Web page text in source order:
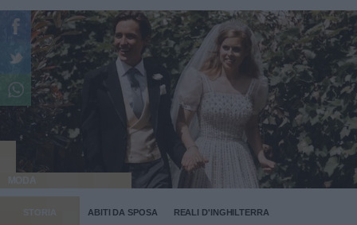
MODA
STORIA ABITI DA SPOSA REALI D'INGHILTERRA